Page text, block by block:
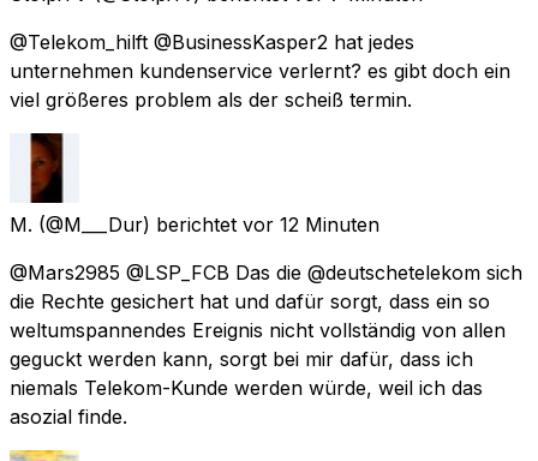
@Telekom_hilft @BusinessKasper2 hat jedes
unternehmen kundenservice verlernt? es gibt doch ein
viel größeres problem als der scheiß termin.
M. (@M___Dur) berichtet vor 12 Minuten
@Mars2985 @LSP_FCB Das die @deutschetelekom sich
die Rechte gesichert hat und dafür sorgt, dass ein so
weltumspannendes Ereignis nicht vollständig von allen
geguckt werden kann, sorgt bei mir dafür, dass ich
niemals Telekom-Kunde werden würde, weil ich das
asozial finde.